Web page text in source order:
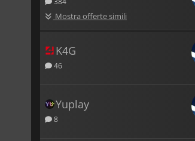
Mostra offerte simili
K4G
46
Yuplay
8